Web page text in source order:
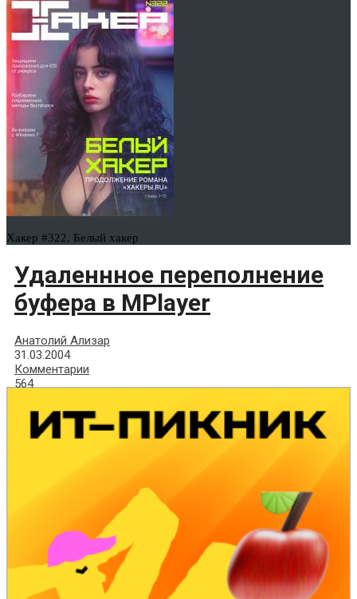
Хакер #322. Белый хакер
Удаленнное переполнение
буфера в MPlayer
Анатолий Ализар
31.03.2004
Комментарии
564